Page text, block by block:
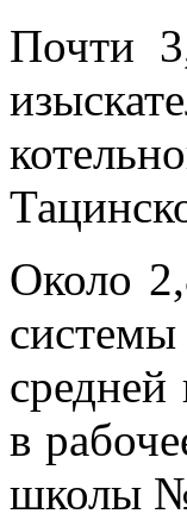
Почти
Около
в
школы